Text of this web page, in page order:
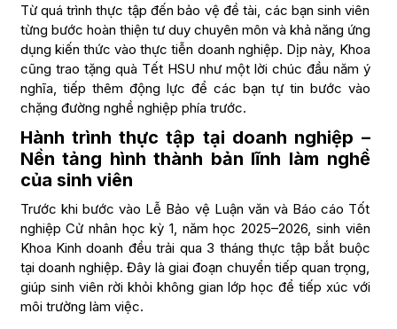
Từ quá trình thực tập đến bảo vệ đề tài, các bạn sinh viên
từng bước hoàn thiện tư duy chuyên môn và khả năng ứng
dụng kiến thức vào thực tiễn doanh nghiệp. Dịp này, Khoa
cũng trao tặng quà Tết HSU như một lời chúc đầu năm ý
nghĩa, tiếp thêm động lực để các bạn tự tin bước vào
chặng đường nghề nghiệp phía trước.
Hành trình thực tập tại doanh nghiệp –
Nền tảng hình thành bản lĩnh làm nghề
của sinh viên
Trước khi bước vào Lễ Bảo vệ Luận văn và Báo cáo Tốt
nghiệp Cử nhân học kỳ 1, năm học 2025–2026, sinh viên
Khoa Kinh doanh đều trải qua 3 tháng thực tập bắt buộc
tại doanh nghiệp. Đây là giai đoạn chuyển tiếp quan trọng,
giúp sinh viên rời khỏi không gian lớp học để tiếp xúc với
môi trường làm việc.